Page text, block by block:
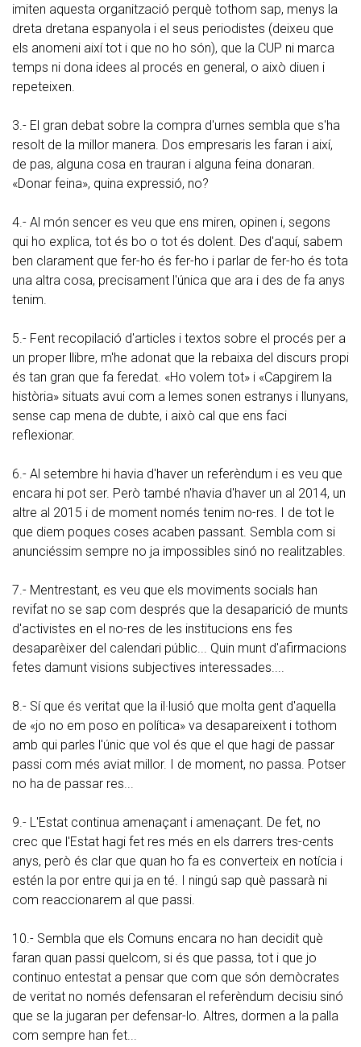
imiten aquesta organització perquè tothom sap, menys la
dreta dretana espanyola i el seus periodistes (deixeu que
els anomeni així tot i que no ho són), que la CUP ni marca
temps ni dona idees al procés en general, o això diuen i
repeteixen.
3.- El gran debat sobre la compra d'urnes sembla que s'ha
resolt de la millor manera. Dos empresaris les faran i així,
de pas, alguna cosa en trauran i alguna feina donaran.
«Donar feina», quina expressió, no?
4.- Al món sencer es veu que ens miren, opinen i, segons
qui ho explica, tot és bo o tot és dolent. Des d'aquí, sabem
ben clarament que fer-ho és fer-ho i parlar de fer-ho és tota
una altra cosa, precisament l'única que ara i des de fa anys
tenim.
5.- Fent recopilació d'articles i textos sobre el procés per a
un proper llibre, m'he adonat que la rebaixa del discurs propi
és tan gran que fa feredat. «Ho volem tot» i «Capgirem la
història» situats avui com a lemes sonen estranys i llunyans,
sense cap mena de dubte, i això cal que ens faci
reflexionar.
6.- Al setembre hi havia d'haver un referèndum i es veu que
encara hi pot ser. Però també n'havia d'haver un al 2014, un
altre al 2015 i de moment només tenim no-res. I de tot le
que diem poques coses acaben passant. Sembla com si
anunciéssim sempre no ja impossibles sinó no realitzables.
7.- Mentrestant, es veu que els moviments socials han
revifat no se sap com després que la desaparició de munts
d'activistes en el no-res de les institucions ens fes
desaparèixer del calendari públic... Quin munt d'afirmacions
fetes damunt visions subjectives interessades....
8.- Sí que és veritat que la il·lusió que molta gent d'aquella
de «jo no em poso en política» va desapareixent i tothom
amb qui parles l'únic que vol és que el que hagi de passar
passi com més aviat millor. I de moment, no passa. Potser
no ha de passar res...
9.- L'Estat continua amenaçant i amenaçant. De fet, no
crec que l'Estat hagi fet res més en els darrers tres-cents
anys, però és clar que quan ho fa es converteix en notícia i
estén la por entre qui ja en té. I ningú sap què passarà ni
com reaccionarem al que passi.
10.- Sembla que els Comuns encara no han decidit què
faran quan passi quelcom, si és que passa, tot i que jo
continuo entestat a pensar que com que són demòcrates
de veritat no només defensaran el referèndum decisiu sinó
que se la jugaran per defensar-lo. Altres, dormen a la palla
com sempre han fet...